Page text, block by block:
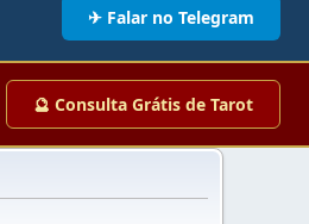
✈ Falar no Telegram
🔮 Consulta Grátis de Tarot